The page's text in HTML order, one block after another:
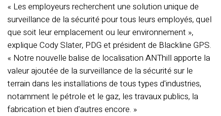
« Les employeurs recherchent une solution unique de
surveillance de la sécurité pour tous leurs employés, quel
que soit leur emplacement ou leur environnement »,
explique Cody Slater, PDG et président de Blackline GPS.
« Notre nouvelle balise de localisation ANThill apporte la
valeur ajoutée de la surveillance de la sécurité sur le
terrain dans les installations de tous types d'industries,
notamment le pétrole et le gaz, les travaux publics, la
fabrication et bien d'autres encore. »